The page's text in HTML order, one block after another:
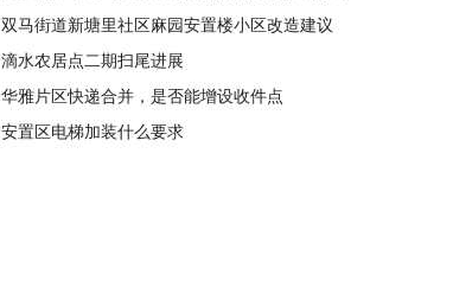
双马街道新塘里社区麻园安置楼小区改造建议
滴水农居点二期扫尾进展
华雅片区快递合并，是否能增设收件点
安置区电梯加装什么要求